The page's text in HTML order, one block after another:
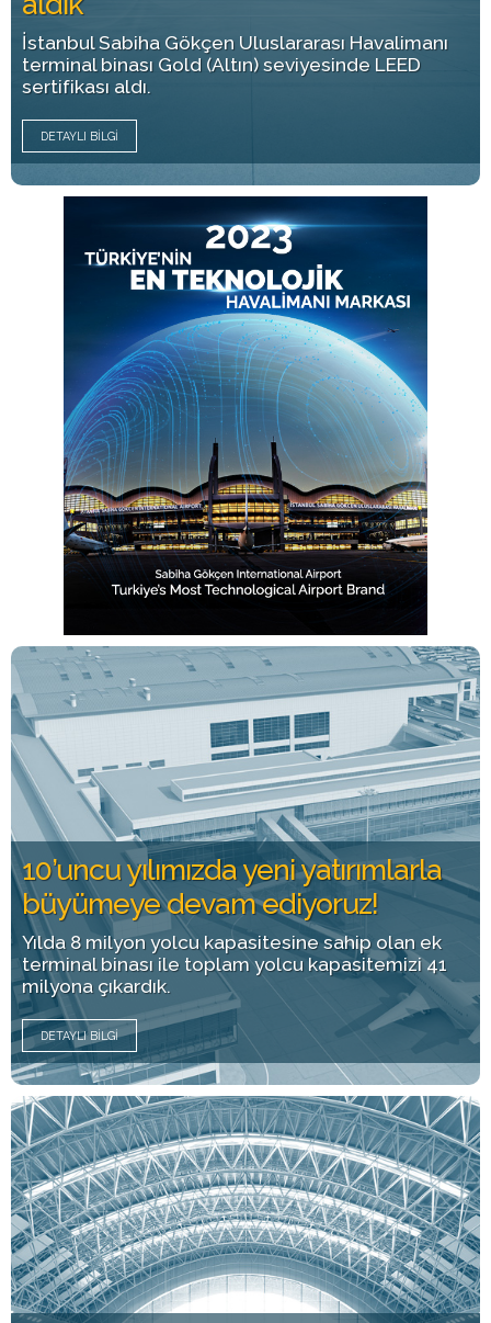
İstanbul Sabiha Gökçen Uluslararası Havalimanı
terminal binası Gold (Altın) seviyesinde LEED
sertifikası aldı.
DETAYLI BILGI
10’uncu yılımızda yeni yatırımlarla
büyümeye devam ediyoruz!
Yılda 8 milyon yolcu kapasitesine sahip olan ek
terminal binası ile toplam yolcu kapasitemizi 41
milyona çıkardık.
DETAYLI BILGI